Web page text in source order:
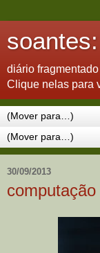
diário
Clique nelas para
30/09/2013